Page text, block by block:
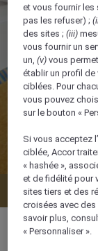
et vous fournir les
pas les refuser) ;
des sites ;(iii)
vous fournir un
un,(v) vous
établir un profil
ciblées. Pour
vous pouvez
sur le bouton «
Si vous acceptez
ciblée, Accor
« hashée »,
et de fidélité pour
sites tiers et des
croisées avec
savoir plus,
« Personnaliser ».